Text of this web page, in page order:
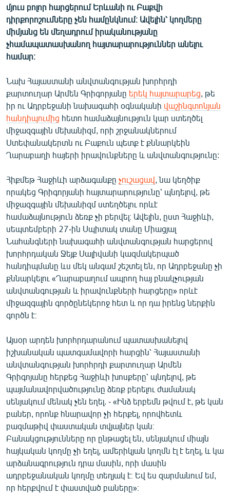
ՓՈԴՔԱՍԹ
Հայերեն
English
ՀԵՏԵՎԵՔ ՄԵԶ
մյուս բոլոր հարցերում Երևանի ու Բաքվի
դիրքորոշումները չեն համընկնում։ Ավելին՝ կողմերը
միմյանց են մեղադրում իրականությանը
չհամապատասխանող հայտարարություններ անելու
համար։
Նախ Հայաստանի անվտանգության խորհրդի
քարտուղար Արմեն Գրիգորյանը երեկ հայտարարեց , թե
իր ու Ադրբեջանի նախագահի օգնականի վաշինգտոնյան
հանդիպումից հետո համաձայնություն կար ստեղծել
միջազգային մեխանիզմ, որի շրջանակներում
Ստեփանակերտն ու Բաքուն պետք է քննարկեին
Ղարաբաղի հայերի իրավունքները և անվտանգությունը:
Հիքմեթ Հաջիևի արձագանքը չուշացավ , նա կեղծիք
որակեց Գրիգորյանի հայտարարությունը՝ պնդելով, թե
միջազգային մեխանիզմ ստեղծելու որևէ
համաձայնություն ձեռք չի բերվել։ Ավելին, ըստ Հաջիևի,
սեպտեմբերի 27-ին Սպիտակ տանը Միացյալ
Նահանգների նախագահի անվտանգության հարցերով
խորհրդական Ջեյք Սալիվանի կազմակերպած
հանդիպմանը ևս մեկ անգամ շեշտել են, որ Ադրբեջանը չի
քննարկելու «Ղարաբաղում ապրող հայ բնակչության
անվտանգության և իրավունքների հարցերը» որևէ
միջազգային գործընեկերոջ հետ և որ դա իրենց ներքին
գործն է։
Այսօր արդեն խորհրդարանում պատասխանելով
իշխանական պատգամավորի հարցին՝ Հայաստանի
անվտանգության խորհրդի քարտուղար Արմեն
Գրիգոյանը հերքեց Հաջիևի խոսքերը՝ պնդելով, թե
պայմանավորվածությունը ձեռք բերելու ժամանակ
սենյակում մենակ չեն եղել. - «Ինձ երբեմն թվում է, թե կան
բաներ, որոնք հնարավոր չի հերքել, որովհետև
բազմաթիվ փաստական տվյալներ կան։
Բանակցությունները որ ընթացել են, սենյակում միայն
հայկական կողմը չի եղել, ամերիկյան կողմն էլ է եղել, և կա
արձանագրություն դրա մասին, որի մասին
ադրբեջանական կողմը տեղյակ է։ Եվ ես զարմանում եմ,
որ հերքվում է փաստված բաները»։